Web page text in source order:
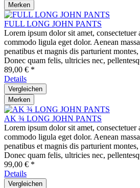
Merken
FULL LONG JOHN PANTS
Lorem ipsum dolor sit amet, consectetuer
commodo ligula eget dolor. Aenean
penatibus et magnis dis parturient
Donec quam felis, ultricies nec,
89,00 € *
Details
Vergleichen
Merken
AK ¾ LONG JOHN PANTS
Lorem ipsum dolor sit amet, consectetuer
commodo ligula eget dolor. Aenean
penatibus et magnis dis parturient
Donec quam felis, ultricies nec,
99,00 € *
Details
Vergleichen